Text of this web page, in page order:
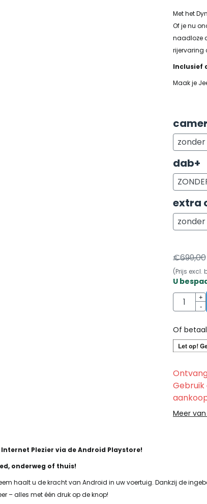
Met het
Of je nu
naadloze
rijervaring
Inclusief
Maak je
dab+
extra
€699,00
(Prijs excl.
U
Aantal
+
-
Of
Gebruik
Meer van
Plezier via de Android Playstore!
onderweg of thuis!
haalt u de kracht van Android in uw voertuig. Dankzij de
– alles met één druk op de knop!